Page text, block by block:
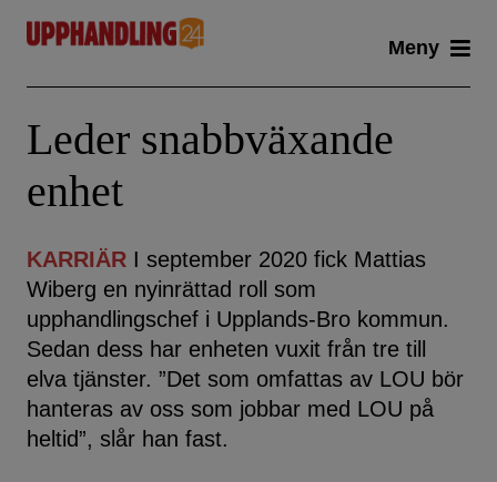
content
Meny
Leder snabbväxande
enhet
KARRIÄR I september 2020 fick Mattias
Wiberg en nyinrättad roll som
upphandlingschef i Upplands-Bro kommun.
Sedan dess har enheten vuxit från tre till
elva tjänster. ”Det som omfattas av LOU bör
hanteras av oss som jobbar med LOU på
heltid”, slår han fast.